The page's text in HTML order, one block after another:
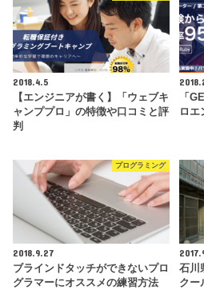
2018.4.5
【エンジニアが書く】「ウェブキ
ャンププロ」の特徴や口コミと評
判
「
ロエ
プログラミング
2018.9.27
ブラインドタッチができないプロ
グラマーにオススメの練習方法
石川
クー